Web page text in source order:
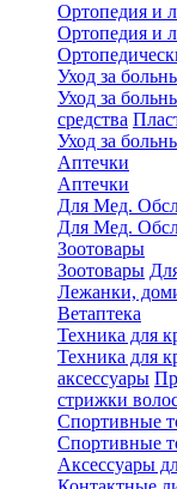
Ортопедия и
Ортопедия и
Уход за
Уход за
средства
Уход за
Аптечки
Аптечки
Для Мед.
Для Мед.
Зоотовары
Зоотовары
Лежанки,
Ветаптека
Техника для
Техника для
аксессуары
стрижки
Спортивные
Спортивные
Аксессуары